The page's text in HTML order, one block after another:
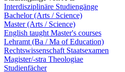
Interdisziplinäre Studiengänge
Bachelor (Arts / Science)
Master (Arts / Science)
English taught Master's courses
Lehramt (Ba / Ma of Education)
Rechtswissenschaft Staatsexamen
Magister/-stra Theologiae
Studienfächer